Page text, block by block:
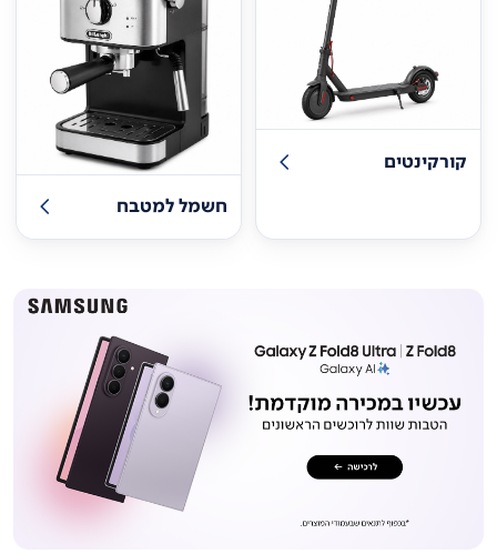
קורקינטים
חשמל למטבח